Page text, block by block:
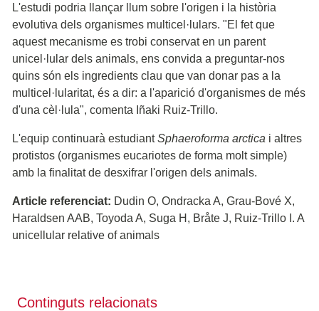
L'estudi podria llançar llum sobre l'origen i la història
evolutiva dels organismes multicel·lulars. "El fet que
aquest mecanisme es trobi conservat en un parent
unicel·lular dels animals, ens convida a preguntar-nos
quins són els ingredients clau que van donar pas a la
multicel·lularitat, és a dir: a l'aparició d'organismes de més
d'una cèl·lula", comenta Iñaki Ruiz-Trillo.
L'equip continuarà estudiantSphaeroforma arctica i altres
protistos (organismes eucariotes de forma molt simple)
amb la finalitat de desxifrar l'origen dels animals.
Article referenciat: Dudin O, Ondracka A, Grau-Bové X,
Haraldsen AAB, Toyoda A, Suga H, Bråte J, Ruiz-Trillo I. A
unicellular relative of animals
Continguts relacionats